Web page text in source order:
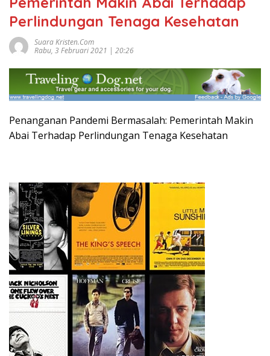
Perlindungan Tenaga Kesehatan
Suara Kristen.com
Rabu, 3 Februari 2021 | 20:26
Penanganan Pandemi Bermasalah: Pemerintah Makin
Abai Terhadap Perlindungan Tenaga Kesehatan